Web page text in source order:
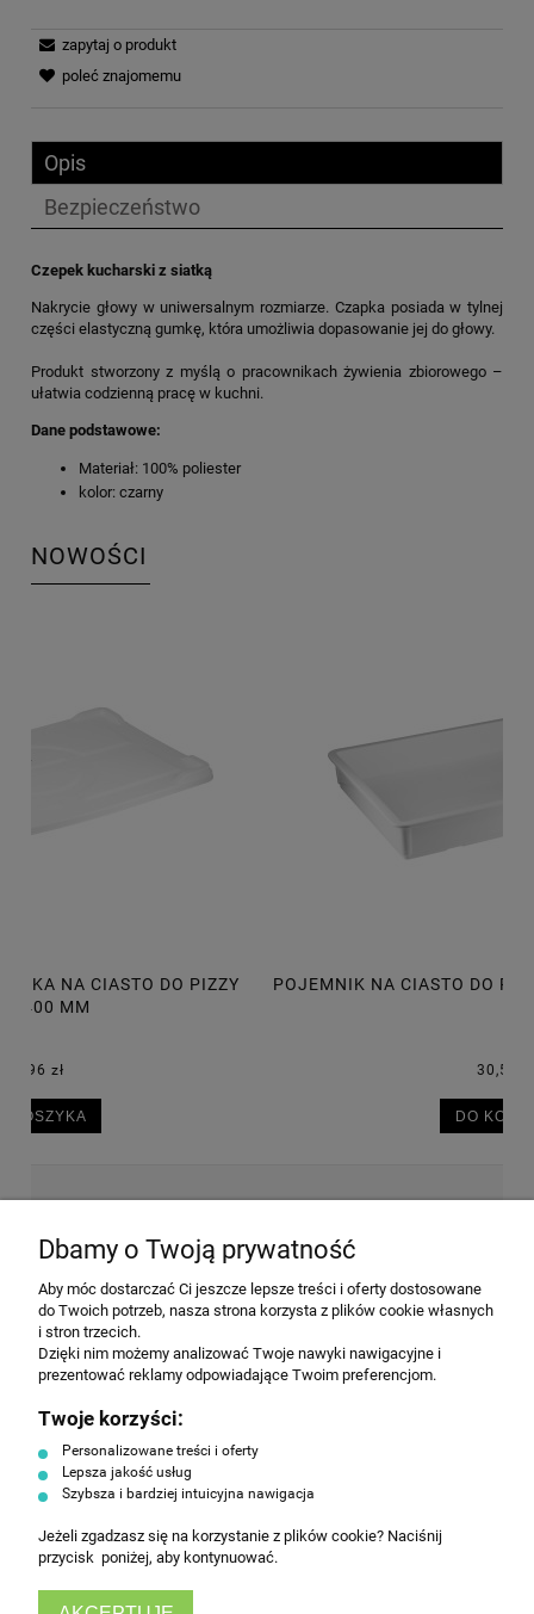
zapytaj o produkt
poleć znajomemu
Opis
Bezpieczeństwo
Czepek kucharski z siatką
Nakrycie głowy w uniwersalnym rozmiarze. Czapka posiada w tylnej
części elastyczną gumkę, która umożliwia dopasowanie jej do głowy.
Produkt stworzony z myślą o pracownikach żywienia zbiorowego –
ułatwia codzienną pracę w kuchni.
Dane podstawowe:
Materiał: 100% poliester
kolor: czarny
NOWOŚCI
POJEMNIK NA CIASTO DO PIZZY 600X400X75 MM, 14L
Wyrażam zgodę na przesyłanie informacji
handlowej na poniższy adres email. Więcej w
ZAPISZ SIĘ
Dbamy o Twoją prywatność
Aby móc dostarczać Ci jeszcze lepsze treści i oferty dostosowane
do Twoich potrzeb, nasza strona korzysta z plików cookie własnych
i stron trzecich.
Dzięki nim możemy analizować Twoje nawyki nawigacyjne i
prezentować reklamy odpowiadające Twoim preferencjom.
Twoje korzyści:
Personalizowane treści i oferty
Lepsza jakość usług
Szybsza i bardziej intuicyjna nawigacja
Jeżeli zgadzasz się na korzystanie z plików cookie? Naciśnij
przycisk poniżej, aby kontynuować.